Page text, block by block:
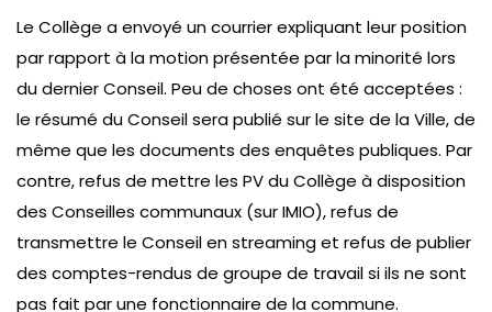
Le Collège a envoyé un courrier expliquant leur position
par rapport à la motion présentée par la minorité lors
du dernier Conseil. Peu de choses ont été acceptées :
le résumé du Conseil sera publié sur le site de la Ville, de
même que les documents des enquêtes publiques. Par
contre, refus de mettre les PV du Collège à disposition
des Conseilles communaux (sur IMIO), refus de
transmettre le Conseil en streaming et refus de publier
des comptes-rendus de groupe de travail si ils ne sont
pas fait par une fonctionnaire de la commune.